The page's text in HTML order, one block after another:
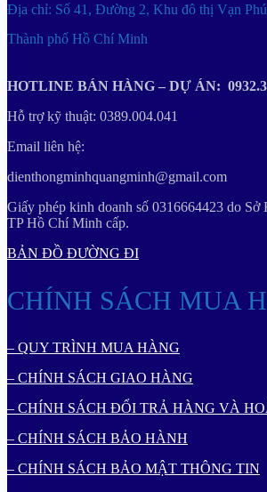
Địa chỉ: Số 41, Đường 2, Khu đô thị Vạn
Thành phố Hồ Chí Minh
HOTLINE BÁN HÀNG – DỰ ÁN:
Hỗ trợ kỹ thuật: 0389.004.041
Email liên hệ:
dienthongminhquangminh@gmail.com
Giấy phép kinh doanh số 0316664423 do
TP Hồ Chí Minh cấp.
BẢN ĐỒ ĐƯỜNG ĐI
CHÍNH SÁCH MUA
– QUY TRÌNH MUA HÀNG
– CHÍNH SÁCH GIAO HÀNG
– CHÍNH SÁCH ĐỔI TRẢ HÀNG VÀ
– CHÍNH SÁCH BẢO HÀNH
– CHÍNH SÁCH BẢO MẬT THÔNG TIN